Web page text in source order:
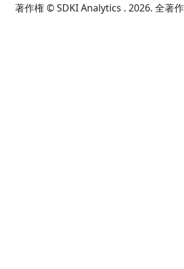
著作権 © SDKI Analytics . 2026. 全著